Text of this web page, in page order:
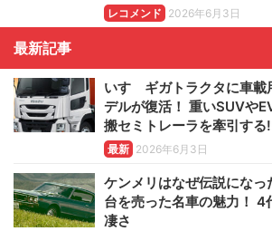
レコメンド 2026年6月3日
最新記事
いすゞギガトラクタに車
デルが復活！ 重いSUVや
搬セミトレーラを牽引する
最新 2026年6月3日
ケンメリはなぜ伝説にな
台を売った名車の魅力！ 4
凄さ